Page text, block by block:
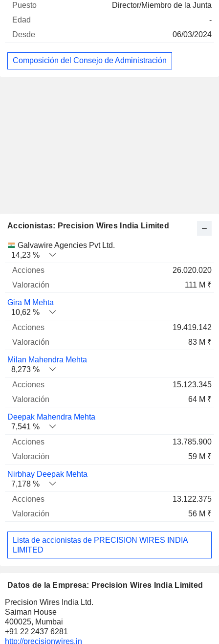
Director/Miembro de la Junta
-
06/03/2024
Composición del Consejo de Administración
Accionistas: Precision Wires India Limited
Nombre Acciones % Valoración
Galvawire Agencies Pvt Ltd.
14,23 %
26.020.020
111 M ₹
Gira M Mehta
10,62 %
19.419.142
83 M ₹
Milan Mahendra Mehta
8,273 %
15.123.345
64 M ₹
Deepak Mahendra Mehta
7,541 %
13.785.900
59 M ₹
Nirbhay Deepak Mehta
7,178 %
13.122.375
56 M ₹
Lista de accionistas de PRECISION WIRES INDIA
LIMITED
Datos de la Empresa: Precision Wires India Limited
Precision Wires India Ltd.
Saiman House
400025, Mumbai
+91 22 2437 6281
http://precisionwires.in